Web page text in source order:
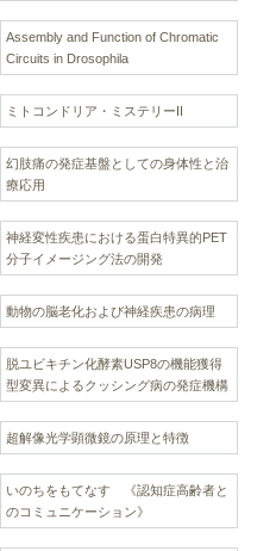
Assembly and Function of Chromatic
Circuits in Drosophila
ミトコンドリア・ミステリーII
幻肢痛の発症基盤としての身体性と治
療応用
神経変性疾患における蛋白特異的PET
分子イメージング法の開発
動物の脳老化および神経疾患の病理
脱ユビキチン化酵素USP8の機能獲得
型変異によるクッシング病の発症機構
超解像光学顕微鏡の原理と特徴
いのちをもてなす 《認知症高齢者と
のコミュニケーション》